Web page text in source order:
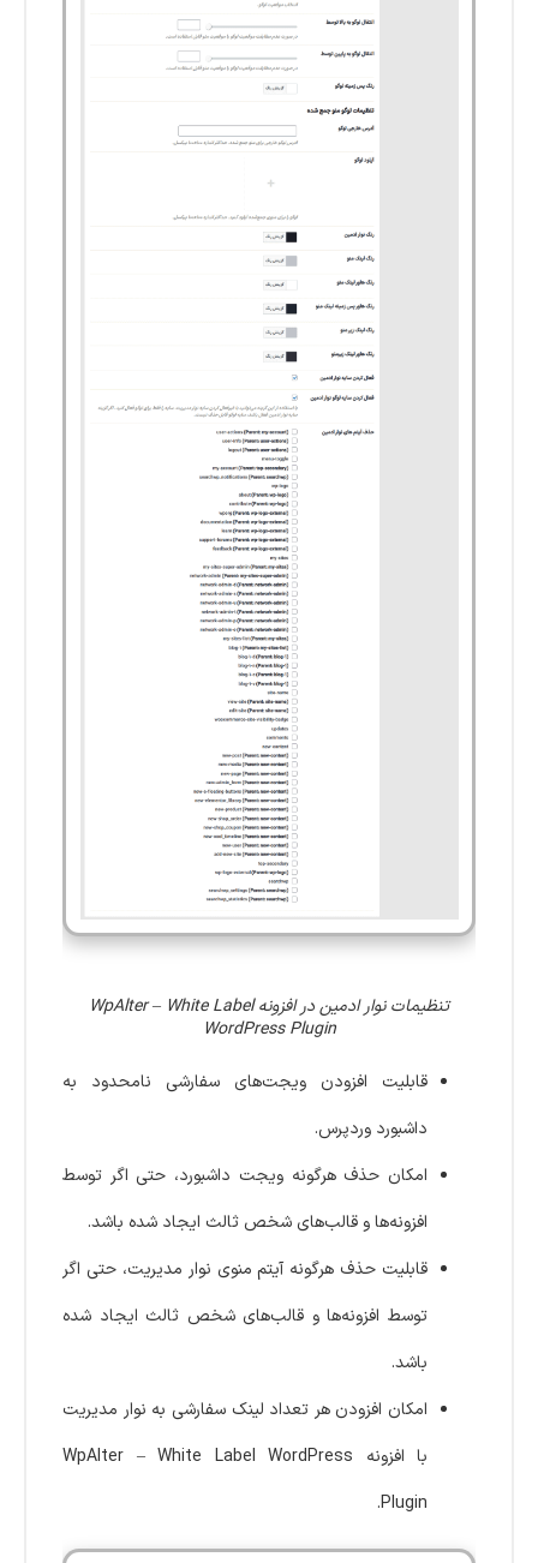
تنظیمات نوار ادمین در افزونه WpAlter – White Label
WordPress Plugin
قابلیت افزودن ویجت‌های سفارشی نامحدود به
داشبورد وردپرس.
امکان حذف هرگونه ویجت داشبورد، حتی اگر توسط
افزونه‌ها و قالب‌های شخص ثالث ایجاد شده باشد.
قابلیت حذف هرگونه آیتم منوی نوار مدیریت، حتی اگر
توسط افزونه‌ها و قالب‌های شخص ثالث ایجاد شده
باشد.
امکان افزودن هر تعداد لینک سفارشی به نوار مدیریت
با افزونه WpAlter – White Label WordPress
Plugin.